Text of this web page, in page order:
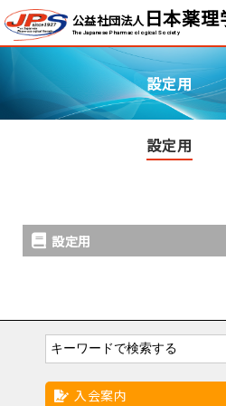
公益社団法人日本薬理
The Japanese Pharmacological Society
設定用
設定用
設定用
入会案内